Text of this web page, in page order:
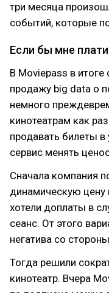
три месяца
событий, которые
Если бы мне
В Moviepass в
продажу big data о
немного
кинотеатрам как
продавать билеты в
сервис менять
Сначала компания
динамическую цену
хотели доплаты в
сеанс. От этого
негатива со
Тогда решили
кинотеатр. Вчера